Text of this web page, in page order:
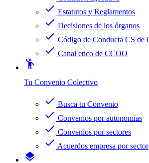
check Estatutos y Reglamentos
check Decisiones de los órganos
check Código de Conducta CS de
check Canal etico de CCOO
emoji_people
Tu Convenio Colectivo
check Busca tu Convenio
check Convenios por autonomías
check Convenios por sectores
check Acuerdos empresa por sector
layers